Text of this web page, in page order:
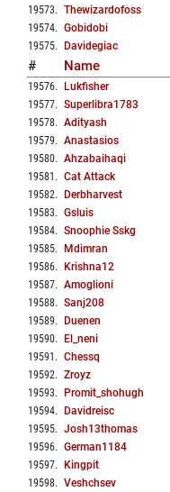
19573. Thewizardofoss
19574. Gobidobi
19575. Davidegiac
# Name
19576. Lukfisher
19577. Superlibra1783
19578. Adityash
19579. Anastasios
19580. Ahzabaihaqi
19581 . Cat Attack
19582. Derbharvest
19583. Gsluis
19584. Snoophie Sskg
19585. Mdimran
19586. Krishna12
19587. Amoglioni
19588. Sanj208
19589. Duenen
19590. El_neni
19591 . Chessq
19592. Zroyz
19593. Promit_shohugh
19594. Davidreisc
19595. Josh13thomas
19596. German1184
19597. Kingpit
19598. Veshchsev